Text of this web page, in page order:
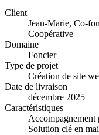
Client
Jean-Marie, Co-
Coopérative
Domaine
Foncier
Type de projet
Création de site
Date de livraison
décembre 2025
Caractéristiques
Accompagnement
Solution clé en